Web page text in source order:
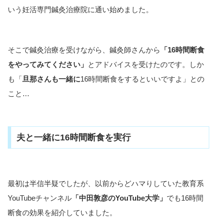
いう妊活専門鍼灸治療院に通い始めました。
そこで鍼灸治療を受けながら、鍼灸師さんから
「16時間断食
をやってみてください」 とアドバイスを受けたのです。しか
も「旦那さんも一緒に16時間断食をするといいですよ」との
こと…
夫と一緒に16時間断食を実行
最初は半信半疑でしたが、以前からどハマりしていた教育系
YouTubeチャンネル 「中田敦彦のYouTube大学」 でも16時間
断食の効果を紹介していました。